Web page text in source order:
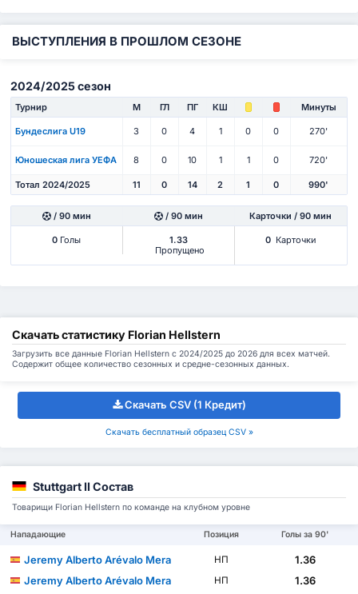
ВЫСТУПЛЕНИЯ В ПРОШЛОМ СЕЗОНЕ
2024/2025 сезон
Турнир М ГЛ ПГ КШ Минуты
Бундеслига U19 3 0 4 1 0 0 270'
Юношеская лига УЕФА 8 0 10 1 1 0 720'
Тотал 2024/2025 11 0 14 2 1 0 990'
/ 90 мин / 90 мин Карточки / 90 мин
0 Голы
1.33
Пропущено
0 Карточки
Скачать статистику Florian Hellstern
Загрузить все данные Florian Hellstern с 2024/2025 до 2026 для всех матчей.
Содержит общее количество сезонных и средне-сезонных данных.
Скачать CSV (1 Кредит)
Скачать бесплатный образец CSV »
Stuttgart II Состав
Товарищи Florian Hellstern по команде на клубном уровне
Нападающие Позиция Голы за 90'
Jeremy Alberto Arévalo Mera НП
1.36
Jeremy Alberto Arévalo Mera
НП
1.36